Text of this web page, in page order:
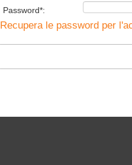
Password*:
Recupera le password per